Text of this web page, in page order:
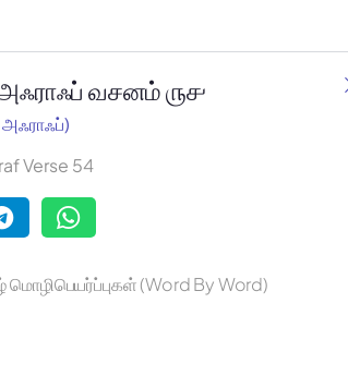
வசனம் ௫௪
Verse 54
(Word By Word)